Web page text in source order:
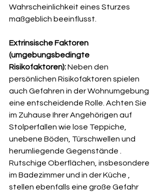
Wahrscheinlichkeit eines Sturzes
maßgeblich beeinflusst.
Extrinsische Faktoren
(umgebungsbedingte
Risikofaktoren): Neben den
persönlichen Risikofaktoren spielen
auch Gefahren in der Wohnumgebung
eine entscheidende Rolle. Achten Sie
im Zuhause Ihrer Angehörigen auf
Stolperfallen wie lose Teppiche,
unebene Böden, Türschwellen und
herumliegende Gegenstände .
Rutschige Oberflächen, insbesondere
im Badezimmer und in der Küche ,
stellen ebenfalls eine große Gefahr